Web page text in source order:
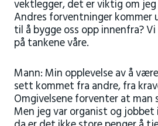
vektlegger, det er viktig om
Andres forventninger kommer
til å bygge oss opp innenfra?
på tankene våre.
Mann: Min opplevelse av å
sett kommet fra andre, fra
Omgivelsene forventer at man
Men jeg var organist og